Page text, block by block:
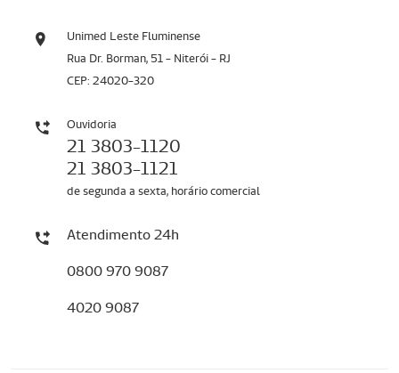
Unimed Leste Fluminense
Rua Dr. Borman, 51 - Niterói - RJ
CEP: 24020-320
Ouvidoria
21 3803-1120
21 3803-1121
de segunda a sexta, horário comercial
Atendimento 24h
0800 970 9087
4020 9087